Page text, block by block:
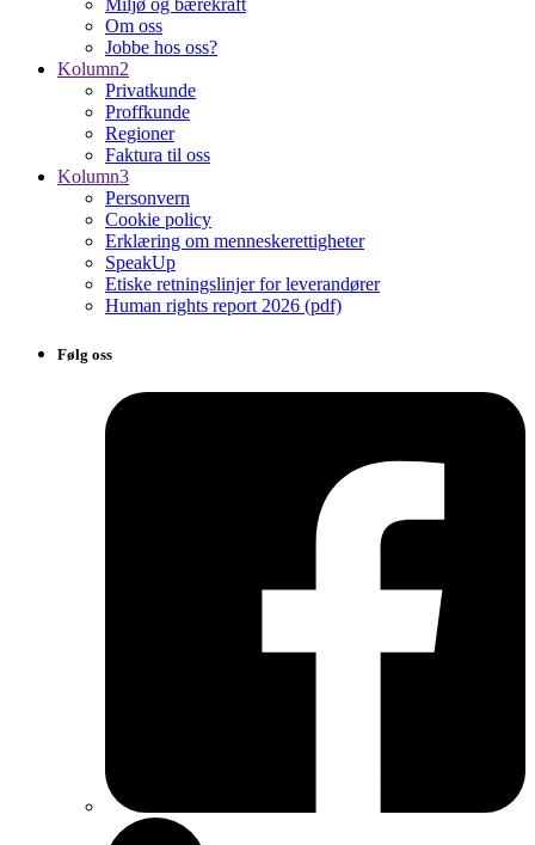
Miljø og bærekraft
Om oss
Jobbe hos oss?
Kolumn2
Privatkunde
Proffkunde
Regioner
Faktura til oss
Kolumn3
Personvern
Cookie policy
Erklæring om menneskerettigheter
SpeakUp
Etiske retningslinjer for leverandører
Human rights report 2026 (pdf)
Følg oss